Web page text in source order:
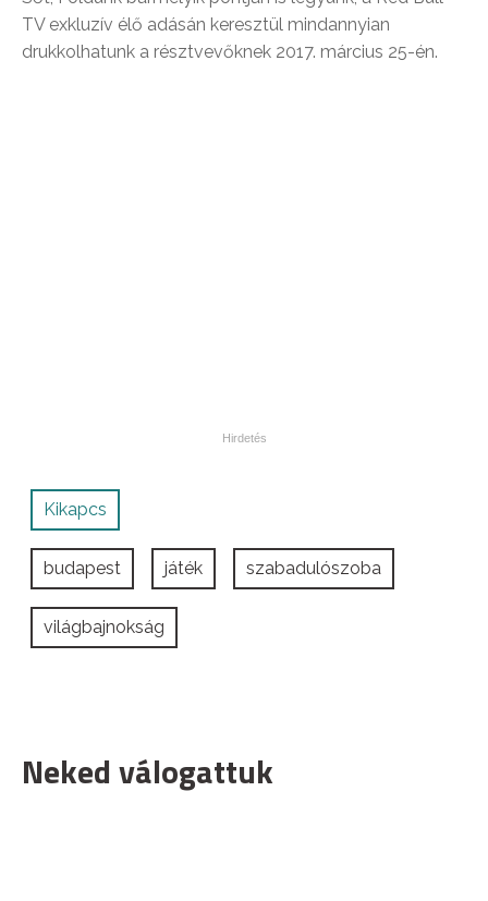
TV exkluzív élő adásán keresztül mindannyian
drukkolhatunk a résztvevőknek 2017. március 25-én.
Kikapcs
budapest játék szabadulószoba
világbajnokság
Neked válogattuk